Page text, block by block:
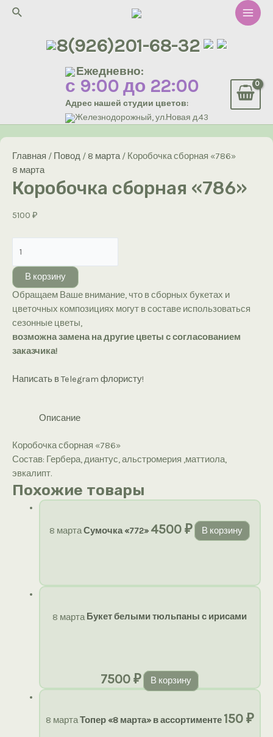
Перейти
Поиск
Main
8(926)201-68-32
Ежедневно:
с 9:00 до 22:00
Адрес нашей студии цветов:
Железнодорожный, ул.Новая д.43
Главная / Повод / 8 марта/ Коробочка сборная «786»
8 марта
Коробочка сборная «786»
5100 ₽
товара
Коробочка
сборная
«786»
В корзину
Обращаем Ваше внимание, что в сборных букетах и
цветочных композициях могут в составе использоваться
сезонные цветы,
возможна замена на другие цветы с согласованием
заказчика!
Написать в Telegram флористу!
Описание
Коробочка сборная «786»
Состав: Гербера, диантус, альстромерия ,маттиола,
эвкалипт.
Похожие товары
8 мартаСумочка «772» 4500₽ В корзину
8 марта Букет белыми тюльпаны с ирисами
7500₽ В корзину
8 мартаТопер «8 марта» в ассортименте 150₽